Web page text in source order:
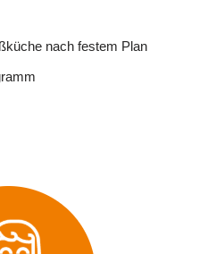
nach festem Plan